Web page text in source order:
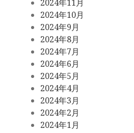
2024年11月
2024年10月
2024年9月
2024年8月
2024年7月
2024年6月
2024年5月
2024年4月
2024年3月
2024年2月
2024年1月